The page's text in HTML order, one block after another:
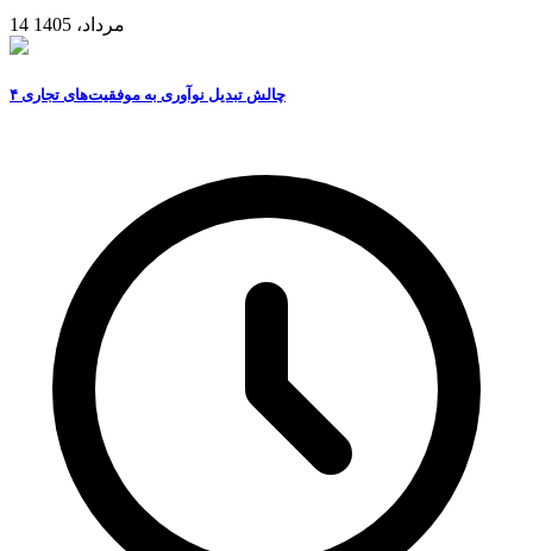
14 مرداد، 1405
۴ چالش تبدیل نوآوری به موفقیت‌های تجاری